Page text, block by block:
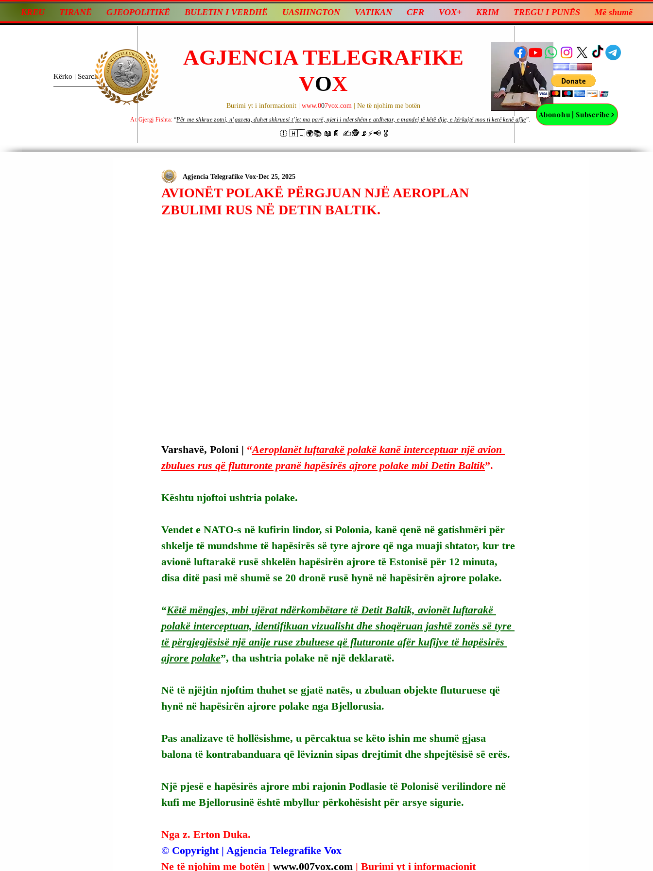
KREU TIRANË GJEOPOLITIKË BULETIN I VERDHË UASHINGTON VATIKAN CFR VOX+ KRIM TREGU I PUNËS Më shumë
AGJENCIA TELEGRAFIKE
VOX
Burimi yt i informacionit | www.007vox.com | Ne të njohim me botën
🕕 🇦🇱🌍📚 📖📄 ✍🕵️📡⚡️📢 🎖
Abonohu | Subscribe
At Gjergj Fishta: “Për me shkrue zotni, n’gazeta, duhet shkruesi t’jet ma parë, njeri i ndershëm e atdhetar, e mandej të këtë dije, e kërkujtë mos ti ketë kenë afije”.
AVIONËT POLAKË PËRGJUAN NJË AEROPLAN
ZBULIMI RUS NË DETIN BALTIK.
Agjencia Telegrafike Vox Dec 25, 2025
Varshavë, Poloni | “Aeroplanët luftarakë polakë kanë interceptuar një avion
zbulues rus që fluturonte pranë hapësirës ajrore polake mbi Detin Baltik”.
Kështu njoftoi ushtria polake.
Vendet e NATO-s në kufirin lindor, si Polonia, kanë qenë në gatishmëri për
shkelje të mundshme të hapësirës së tyre ajrore që nga muaji shtator, kur tre
avionë luftarakë rusë shkelën hapësirën ajrore të Estonisë për 12 minuta,
disa ditë pasi më shumë se 20 dronë rusë hynë në hapësirën ajrore polake.
“Këtë mëngjes, mbi ujërat ndërkombëtare të Detit Baltik, avionët luftarakë
polakë interceptuan, identifikuan vizualisht dhe shoqëruan jashtë zonës së tyre
të përgjegjësisë një anije ruse zbuluese që fluturonte afër kufijve të hapësirës
ajrore polake”, tha ushtria polake në një deklaratë.
Në të njëjtin njoftim thuhet se gjatë natës, u zbuluan objekte fluturuese që
hynë në hapësirën ajrore polake nga Bjellorusia.
Pas analizave të hollësishme, u përcaktua se këto ishin me shumë gjasa
balona të kontrabanduara që lëviznin sipas drejtimit dhe shpejtësisë së erës.
Një pjesë e hapësirës ajrore mbi rajonin Podlasie të Polonisë verilindore në
kufi me Bjellorusinë është mbyllur përkohësisht për arsye sigurie.
Nga z. Erton Duka.
© Copyright | Agjencia Telegrafike Vox
Ne të njohim me botën | www.007vox.com | Burimi yt i informacionit